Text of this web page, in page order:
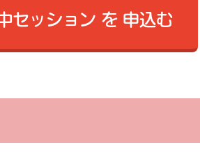
セッション を 申込む